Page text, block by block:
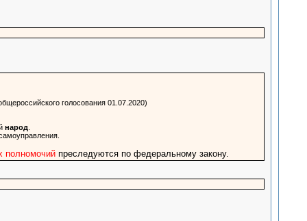
голосования 01.07.2020)
народ
полномочийпреследуются по федеральному закону.